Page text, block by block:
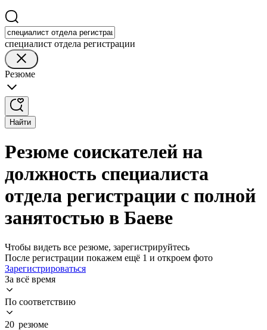
специалист отдела регистрации
Резюме
Найти
Резюме соискателей на
должность специалиста
отдела регистрации с полной
занятостью в Баеве
Чтобы видеть все резюме, зарегистрируйтесь
После регистрации покажем ещё 1 и откроем фото
Зарегистрироваться
За всё время
По соответствию
20 резюме